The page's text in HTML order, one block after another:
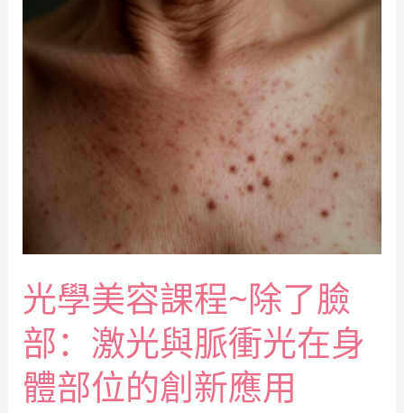
光學美容課程~除了臉
部：激光與脈衝光在身
體部位的創新應用